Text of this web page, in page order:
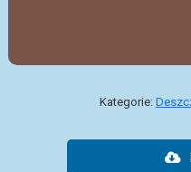
Kategorie: